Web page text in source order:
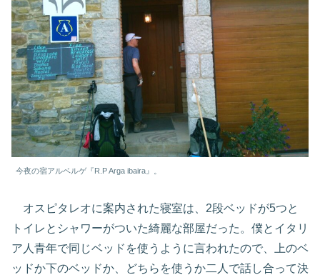
今夜の宿アルベルゲ『R.P Arga ibaira』。
オスピタレオに案内された寝室は、2段ベッドが5つと
トイレとシャワーがついた綺麗な部屋だった。僕とイタリ
ア人青年で同じベッドを使うように言われたので、上のベ
ッドか下のベッドか、どちらを使うか二人で話し合って決